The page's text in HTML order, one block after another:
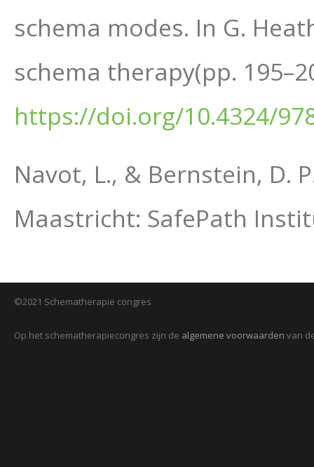
schema modes. In G.
schema therapy(pp.
https://doi.org/10.4324/
Navot, L., & Bernstein, D.
Maastricht: SafePath
©2021 Schematherapie congres
Op het schematherapiecongres zijn de algemene voorwaarden van